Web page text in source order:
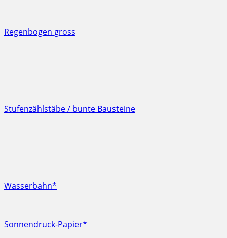
Regenbogen gross
Stufenzählstäbe / bunte Bausteine
Wasserbahn*
Sonnendruck-Papier*